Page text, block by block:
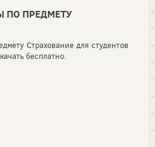
ПО ПРЕДМЕТУ
Страхование для студентов
бесплатно.